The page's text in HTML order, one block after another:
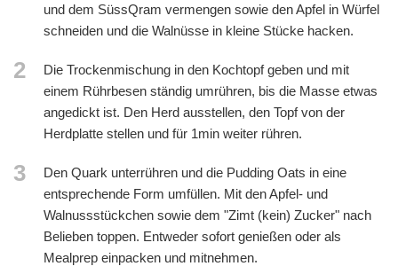
und dem SüssQram vermengen sowie den Apfel in Würfel
schneiden und die Walnüsse in kleine Stücke hacken.
2
Die Trockenmischung in den Kochtopf geben und mit
einem Rührbesen ständig umrühren, bis die Masse etwas
angedickt ist. Den Herd ausstellen, den Topf von der
Herdplatte stellen und für 1min weiter rühren.
3
Den Quark unterrühren und die Pudding Oats in eine
entsprechende Form umfüllen. Mit den Apfel- und
Walnussstückchen sowie dem "Zimt (kein) Zucker" nach
Belieben toppen. Entweder sofort genießen oder als
Mealprep einpacken und mitnehmen.